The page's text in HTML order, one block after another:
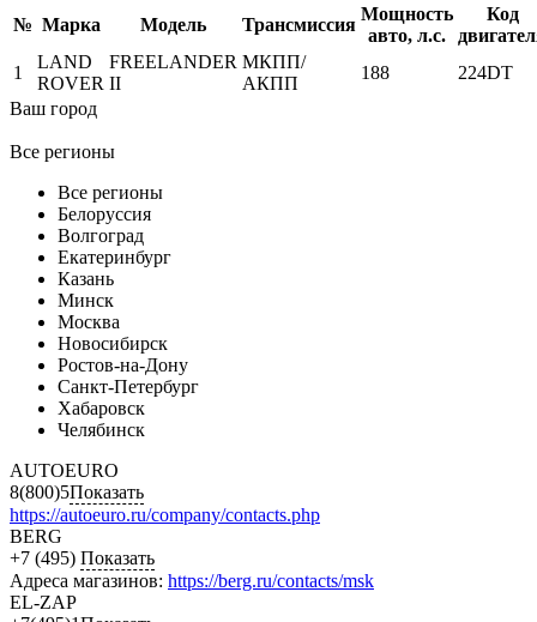
№ Марка Модель Трансмиссия
Мощность
авто, л.с.
Код
1
LAND
ROVER
FREELANDER
II
МКПП/
АКПП
188
224DT
Ваш город
Все регионы
Все регионы
Белоруссия
Волгоград
Екатеринбург
Казань
Минск
Москва
Новосибирск
Ростов-на-Дону
Санкт-Петербург
Хабаровск
Челябинск
AUTOEURO
8(800)5Показать
https://autoeuro.ru/company/contacts.php
BERG
+7 (495) Показать
Адреса магазинов: https://berg.ru/contacts/msk
EL-ZAP